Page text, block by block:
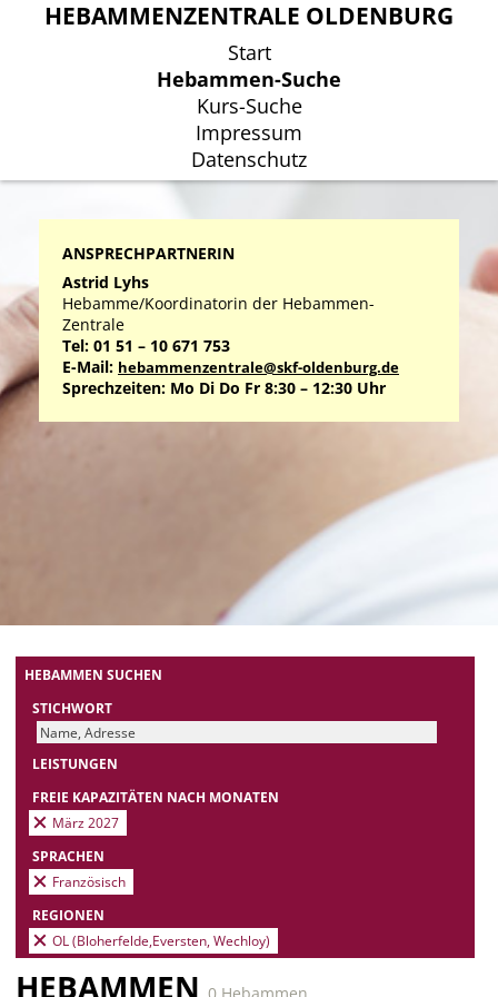
HEBAMMENZENTRALE OLDENBURG
Start
Hebammen-Suche
Kurs-Suche
Impressum
Datenschutz
HEBAMMENZENTRALE OLDENBURG
Start
Hebammen-Suche
Kurs-Suche
Impressum
Datenschutz
ANSPRECHPARTNERIN
Astrid Lyhs
Hebamme/Koordinatorin der Hebammen-
Zentrale
Tel: 01 51 – 10 671 753
E-Mail: hebammenzentrale@skf-oldenburg.de
Sprechzeiten: Mo Di Do Fr 8:30 – 12:30 Uhr
HEBAMMEN SUCHEN
STICHWORT
LEISTUNGEN
FREIE KAPAZITÄTEN NACH MONATEN
März 2027
SPRACHEN
Französisch
REGIONEN
OL (Bloherfelde,Eversten, Wechloy)
HEBAMMEN